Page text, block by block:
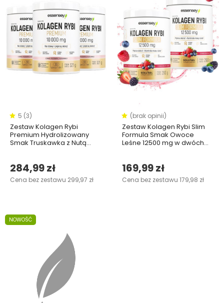
5 (3)
Zestaw Kolagen Rybi
Premium Hydrolizowany
Smak Truskawka z Nutą
284,99 zł
Cena bez zestawu 299,97 zł
(brak opinii)
Zestaw Kolagen Rybi Slim
Formula Smak Owoce
Leśne 12500 mg w dwóch
169,99 zł
Cena bez zestawu 179,98 zł
NOWOŚĆ